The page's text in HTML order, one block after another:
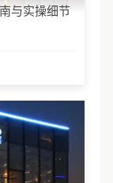
与实操细节